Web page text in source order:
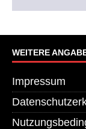
WEITERE
Impressum